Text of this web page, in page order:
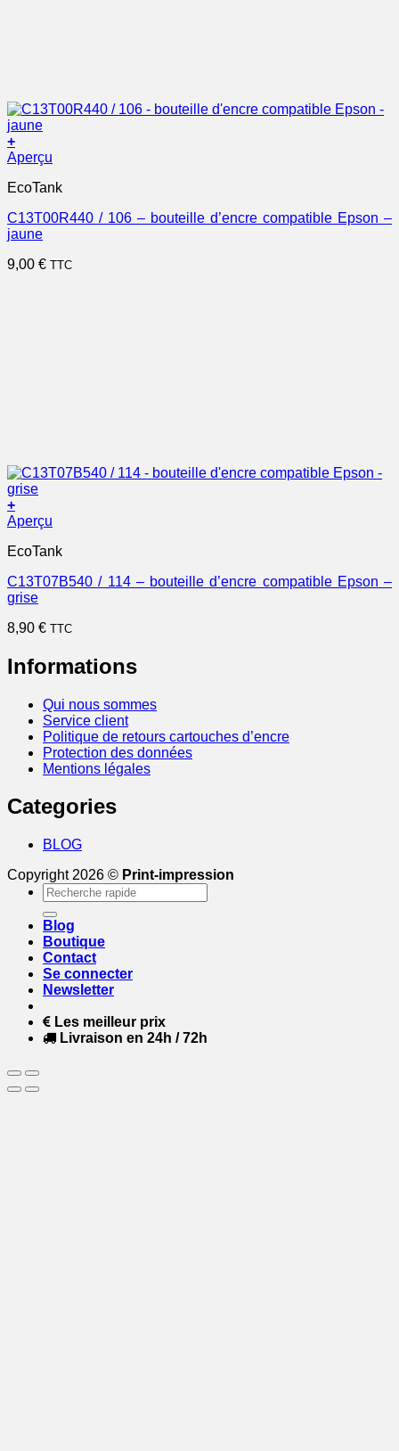
+
Aperçu
EcoTank
C13T00R440 / 106 – bouteille d’encre compatible Epson –
jaune
9,00 € TTC
+
Aperçu
EcoTank
C13T07B540 / 114 – bouteille d’encre compatible Epson –
grise
8,90 € TTC
Informations
Qui nous sommes
Service client
Politique de retours cartouches d’encre
Protection des données
Mentions légales
Categories
BLOG
Copyright 2026 © Print-impression
Recherche
pour :
Blog
Boutique
Contact
Se connecter
Newsletter
Les meilleur prix
Livraison en 24h / 72h